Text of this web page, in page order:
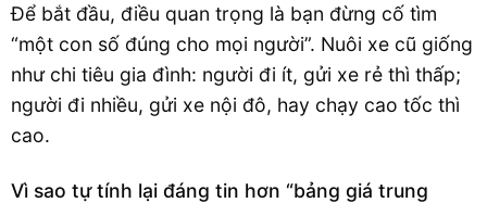
Để bắt đầu, điều quan trọng là bạn đừng cố tìm
“một con số đúng cho mọi người”. Nuôi xe cũ giống
như chi tiêu gia đình: người đi ít, gửi xe rẻ thì thấp;
người đi nhiều, gửi xe nội đô, hay chạy cao tốc thì
cao.
Vì sao tự tính lại đáng tin hơn “bảng giá trung